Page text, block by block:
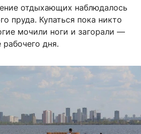
отдыхающих наблюдалось
пруда. Купаться пока никто
мочили ноги и загорали —
дня.